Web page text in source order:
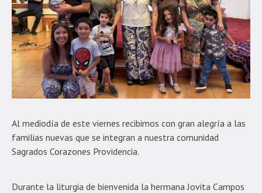
Al mediodía de este viernes recibimos con gran alegría a las
familias nuevas que se integran a nuestra comunidad
Sagrados Corazones Providencia.
Durante la liturgia de bienvenida la hermana Jovita Campos